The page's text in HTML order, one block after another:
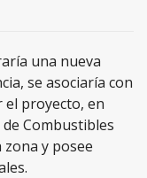
una nueva
se asociaría con
proyecto, en
Combustibles
zona y posee